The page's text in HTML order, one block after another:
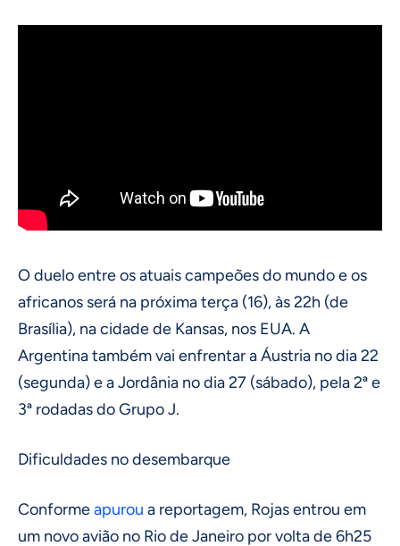
O duelo entre os atuais campeões do mundo e os
africanos será na próxima terça (16), às 22h (de
Brasília), na cidade de Kansas, nos EUA. A
Argentina também vai enfrentar a Áustria no dia 22
(segunda) e a Jordânia no dia 27 (sábado), pela 2ª e
3ª rodadas do Grupo J.
Dificuldades no desembarque
Conformeapurou a reportagem, Rojas entrou em
um novo avião no Rio de Janeiro por volta de 6h25